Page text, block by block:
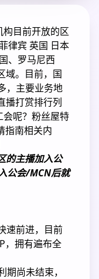
目前开放的区
律宾 英国 日本
、罗马尼西
域。目前，国
，主要业务地
播打赏排行列
呢？粉丝屋特
指南相关内
的主播加入公
公会/MCN后就
速前进，目前
，拥有遍布全
尚未结束，